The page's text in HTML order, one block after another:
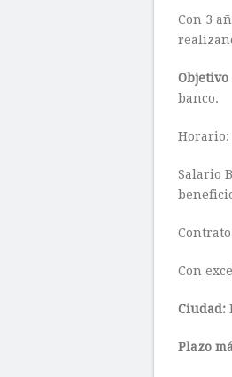
Con 3
Objetivo
banco.
Horario:
Salario
Con
Ciudad:
Plazo